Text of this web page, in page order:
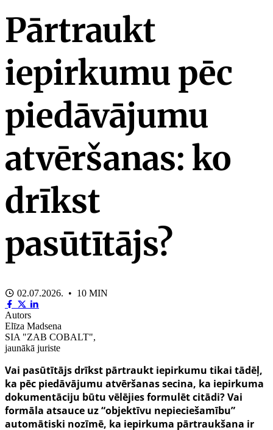
Pārtraukt
iepirkumu pēc
piedāvājumu
atvēršanas: ko
drīkst
pasūtītājs?
02.07.2026. • 10 MIN
Autors
Elīza Madsena
SIA "ZAB COBALT",
jaunākā juriste
Vai pasūtītājs drīkst pārtraukt iepirkumu tikai tādēļ,
ka pēc piedāvājumu atvēršanas secina, ka iepirkuma
dokumentāciju būtu vēlējies formulēt citādi? Vai
formāla atsauce uz “objektīvu nepieciešamību”
automātiski nozīmē, ka iepirkuma pārtraukšana ir